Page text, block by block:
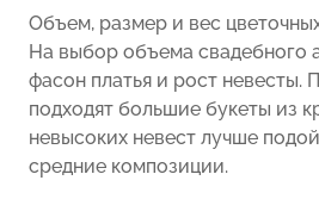
Объем, размер и вес
На выбор объема свадебного
фасон платья и рост
подходят большие букеты из
невысоких невест лучше
средние композиции.